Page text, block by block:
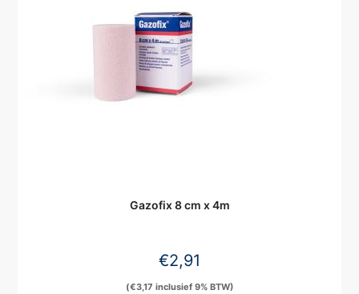
Gazofix 8 cm x 4m
€2,91
(€3,17 inclusief 9% BTW)